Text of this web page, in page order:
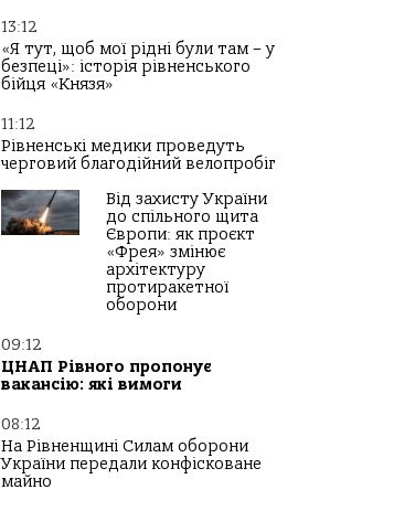
13:12
«Я тут, щоб мої рідні були там – у
безпеці»: історія рівненського
бійця «Князя»
11:12
Рівненські медики проведуть
черговий благодійний велопробіг
Від захисту України
до спільного щита
Європи: як проєкт
«Фрея» змінює
архітектуру
протиракетної
оборони
09:12
ЦНАП Рівного пропонує
вакансію: які вимоги
08:12
На Рівненщині Силам оборони
України передали конфісковане
майно